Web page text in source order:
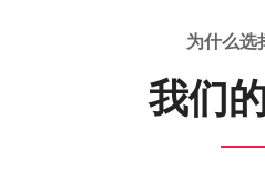
为什么选
我们